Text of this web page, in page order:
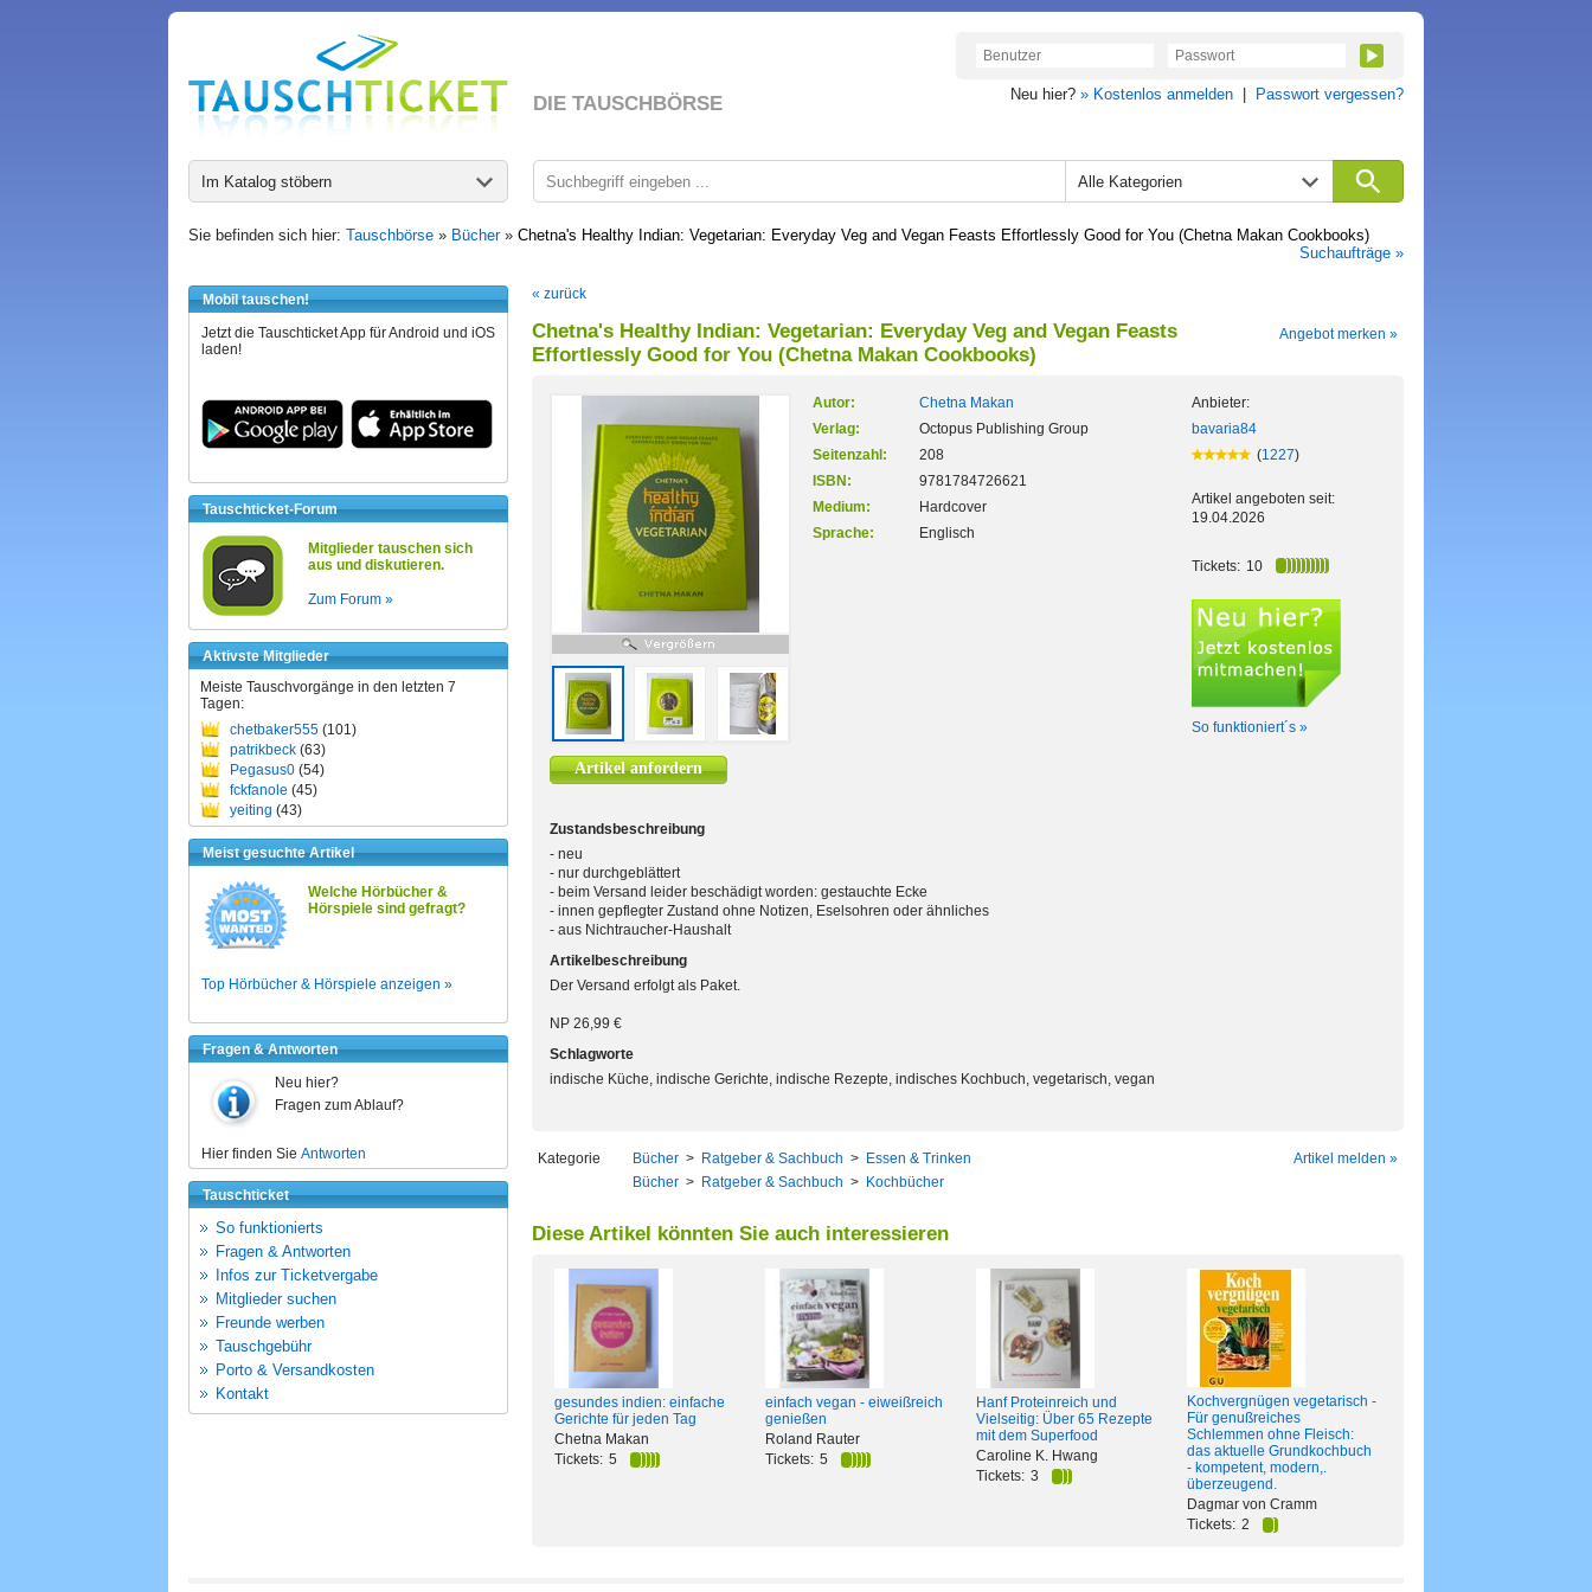
DIE TAUSCHBÖRSE Neu hier? » Kostenlos anmelden Passwort vergessen?
Im Katalog stöbern Alle Kategorien
Sie befinden sich hier: Tauschbörse » Bücher» Chetna's Healthy Indian: Vegetarian: Everyday Veg and Vegan Feasts Effortlessly Good for You (Chetna Makan Cookbooks)
Suchaufträge »
Mobil tauschen!
Jetzt die Tauschticket App für Android und iOS
laden!
Tauschticket-Forum
Mitglieder tauschen sich
aus und diskutieren.
Zum Forum »
Aktivste Mitglieder
Meiste Tauschvorgänge in den letzten 7
Tagen:
chetbaker555 (101)
patrikbeck (63)
Pegasus0 (54)
fckfanole (45)
yeiting (43)
Meist gesuchte Artikel
Welche Hörbücher &
Hörspiele sind gefragt?
Top Hörbücher & Hörspiele anzeigen »
Fragen & Antworten
Neu hier?
Fragen zum Ablauf?
Hier finden Sie Antworten
Tauschticket
So funktionierts
Fragen & Antworten
Infos zur Ticketvergabe
Mitglieder suchen
Freunde werben
Tauschgebühr
Porto & Versandkosten
Kontakt
« zurück
Chetna's Healthy Indian: Vegetarian: Everyday Veg and Vegan Feasts
Effortlessly Good for You (Chetna Makan Cookbooks)
Angebot merken »
Artikel anfordern
Autor:
Chetna Makan
Verlag:
Octopus Publishing Group
Seitenzahl:
208
ISBN:
9781784726621
Medium:
Hardcover
Sprache:
Englisch
Anbieter:
bavaria84
(1227)
Artikel angeboten seit:
19.04.2026
Tickets: 10
So funktioniert´s »
Zustandsbeschreibung
- neu
- nur durchgeblättert
- beim Versand leider beschädigt worden: gestauchte Ecke
- innen gepflegter Zustand ohne Notizen, Eselsohren oder ähnliches
- aus Nichtraucher-Haushalt
Artikelbeschreibung
Der Versand erfolgt als Paket.
NP 26,99 €
Schlagworte
indische Küche, indische Gerichte, indische Rezepte, indisches Kochbuch, vegetarisch, vegan
Kategorie Bücher > Ratgeber & Sachbuch > Essen & Trinken
Bücher > Ratgeber & Sachbuch > Kochbücher
Artikel melden »
Diese Artikel könnten Sie auch interessieren
gesundes indien: einfache
Gerichte für jeden Tag
Chetna Makan
Tickets: 5
einfach vegan - eiweißreich
genießen
Roland Rauter
Tickets: 5
Hanf Proteinreich und
Vielseitig: Über 65 Rezepte
mit dem Superfood
Caroline K. Hwang
Tickets: 3
Kochvergnügen vegetarisch -
Für genußreiches
Schlemmen ohne Fleisch:
das aktuelle Grundkochbuch
- kompetent, modern,.
überzeugend.
Dagmar von Cramm
Tickets: 2